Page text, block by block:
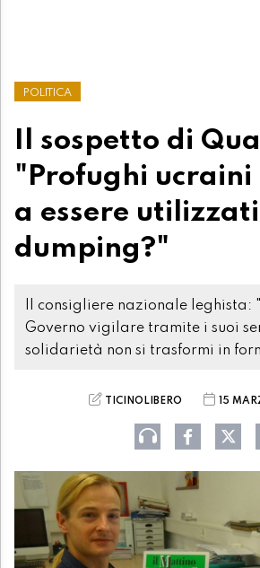
POLITICA
Il sospetto di
"Profughi ucraini
a essere
dumping?"
Il consigliere nazionale leghista:
Governo vigilare tramite i suoi
solidarietà non si trasformi in
TICINOLIBERO 15